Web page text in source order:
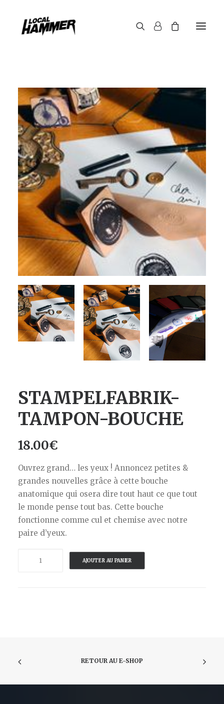
STAMPELFABRIK-
TAMPON-BOUCHE
18.00€
Ouvrez grand… les yeux ! Annoncez petites &
grandes nouvelles grâce à cette bouche
anatomique qui osera dire tout haut ce que tout
le monde pense tout bas. Cette bouche
fonctionne comme cul et chemise avec notre
paire d’yeux.
AJOUTER AU PANIER
RETOUR AU E-SHOP